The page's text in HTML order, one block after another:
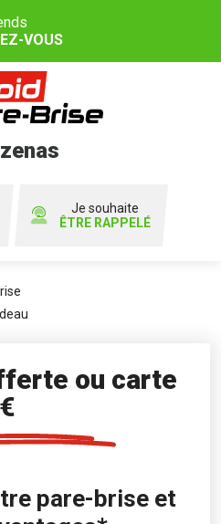
VOUS
Je souhaite
ÊTRE RAPPELÉ
ou carte
pare-brise et